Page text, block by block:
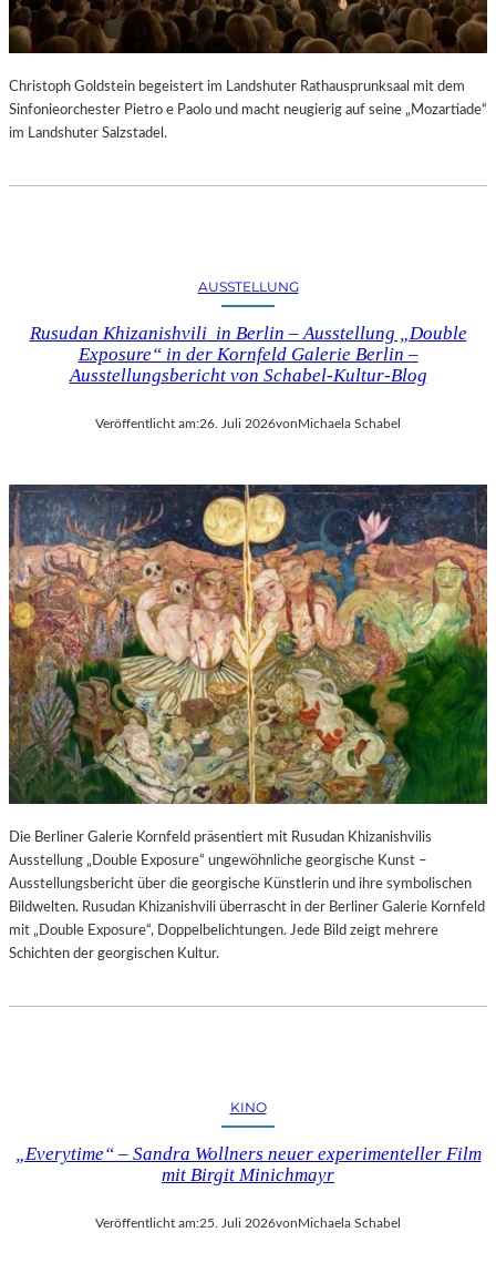
Christoph Goldstein begeistert im Landshuter Rathausprunksaal mit dem
Sinfonieorchester Pietro e Paolo und macht neugierig auf seine „Mozartiade“
im Landshuter Salzstadel.
AUSSTELLUNG
Rusudan Khizanishvili in Berlin – Ausstellung „Double
Exposure“ in der Kornfeld Galerie Berlin –
Ausstellungsbericht von Schabel-Kultur-Blog
Veröffentlicht am:26. Juli 2026von Michaela Schabel
Die Berliner Galerie Kornfeld präsentiert mit Rusudan Khizanishvilis
Ausstellung „Double Exposure“ ungewöhnliche georgische Kunst –
Ausstellungsbericht über die georgische Künstlerin und ihre symbolischen
Bildwelten. Rusudan Khizanishvili überrascht in der Berliner Galerie Kornfeld
mit „Double Exposure“, Doppelbelichtungen. Jede Bild zeigt mehrere
Schichten der georgischen Kultur.
KINO
„Everytime“ – Sandra Wollners neuer experimenteller Film
mit Birgit Minichmayr
Veröffentlicht am:25. Juli 2026von Michaela Schabel